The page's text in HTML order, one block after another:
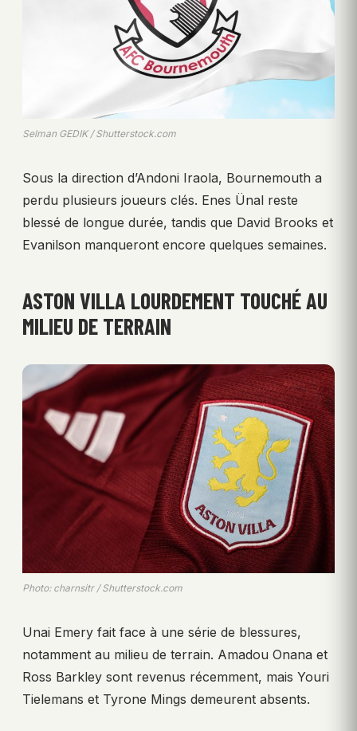
Selman GEDIK / Shutterstock.com
Sous la direction d’Andoni Iraola, Bournemouth a
perdu plusieurs joueurs clés. Enes Ünal reste
blessé de longue durée, tandis que David Brooks et
Evanilson manqueront encore quelques semaines.
ASTON VILLA LOURDEMENT TOUCHÉ AU
MILIEU DE TERRAIN
Photo: charnsitr / Shutterstock.com
Unai Emery fait face à une série de blessures,
notamment au milieu de terrain. Amadou Onana et
Ross Barkley sont revenus récemment, mais Youri
Tielemans et Tyrone Mings demeurent absents.